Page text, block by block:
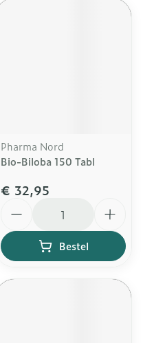
Pharma Nord
Bio-Biloba 150 Tabl
€ 32,95
Bestel